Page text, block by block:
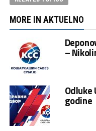
MORE IN AKTUELNO
–
Odluke
godine